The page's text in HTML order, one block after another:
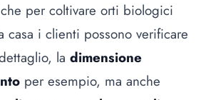
per coltivare orti biologici
casa i clienti possono verificare
la dimensione
per esempio, ma anche